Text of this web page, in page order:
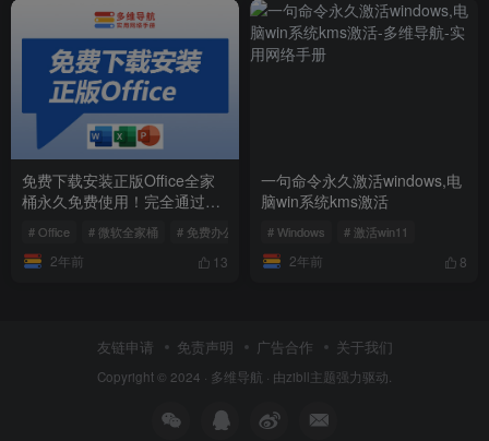
免费下载安装正版Office全家
桶永久免费使用！完全通过官
# Office # 微软全家桶 # 免费办公软件
2年前 13
一句命令永久激活windows,电
脑win系统kms激活
# Windows # 激活win11
2年前 8
友链申请 免责声明 广告合作 关于我们
Copyright © 2024 · 多维导航 · 由zibll主题强力驱动.